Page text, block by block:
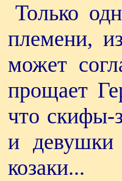
Только
племени,
может
прощает
что скифы-
и
козаки...